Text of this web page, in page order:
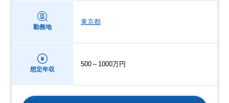
勤務地
東京都
想定年収
500～1000万円